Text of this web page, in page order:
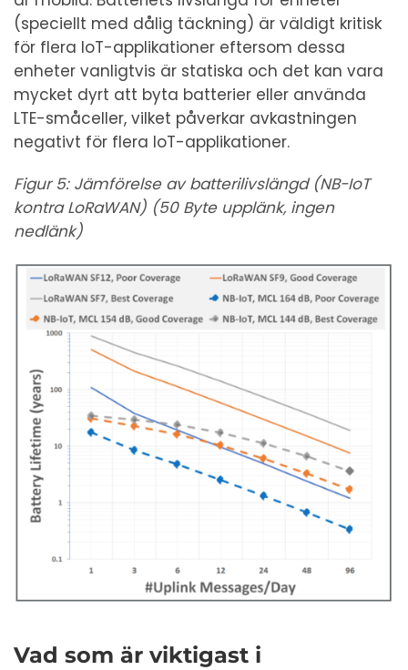
(speciellt med dålig täckning) är väldigt kritisk
för flera IoT-applikationer eftersom dessa
enheter vanligtvis är statiska och det kan vara
mycket dyrt att byta batterier eller använda
LTE-småceller, vilket påverkar avkastningen
negativt för flera IoT-applikationer.
Figur 5: Jämförelse av batterilivslängd (NB-IoT
kontra LoRaWAN) (50 Byte upplänk, ingen
nedlänk)
Vad som är viktigast i